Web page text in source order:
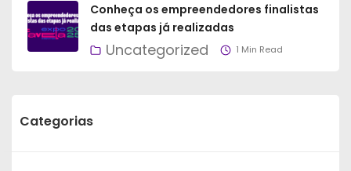
Conheça os empreendedores finalistas
das etapas já realizadas
Uncategorized 1 Min Read
Categorias